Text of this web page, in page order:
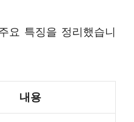
요 특징을 정리했습니
내용